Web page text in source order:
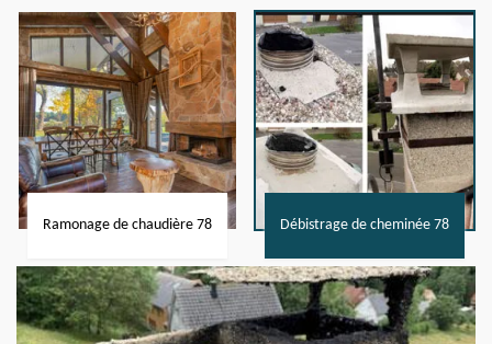
Ramonage de chaudière 78 Débistrage de cheminée 78